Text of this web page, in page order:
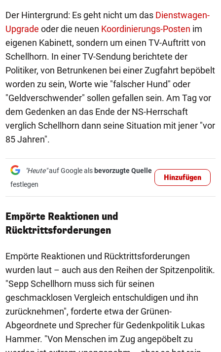
Der Hintergrund: Es geht nicht um das Dienstwagen-
Upgrade oder die neuen Koordinierungs-Posten im
eigenen Kabinett, sondern um einen TV-Auftritt von
Schellhorn. In einer TV-Sendung berichtete der
Politiker, von Betrunkenen bei einer Zugfahrt bepöbelt
worden zu sein, Worte wie "falscher Hund" oder
"Geldverschwender" sollen gefallen sein. Am Tag vor
dem Gedenken an das Ende der NS-Herrschaft
verglich Schellhorn dann seine Situation mit jener "vor
85 Jahren".
"Heute"auf Google als bevorzugte Quelle
festlegen
Hinzufügen
Empörte Reaktionen und
Rücktrittsforderungen
Empörte Reaktionen und Rücktrittsforderungen
wurden laut – auch aus den Reihen der Spitzenpolitik.
"Sepp Schellhorn muss sich für seinen
geschmacklosen Vergleich entschuldigen und ihn
zurücknehmen", forderte etwa der Grünen-
Abgeordnete und Sprecher für Gedenkpolitik Lukas
Hammer. "Von Menschen im Zug angepöbelt zu